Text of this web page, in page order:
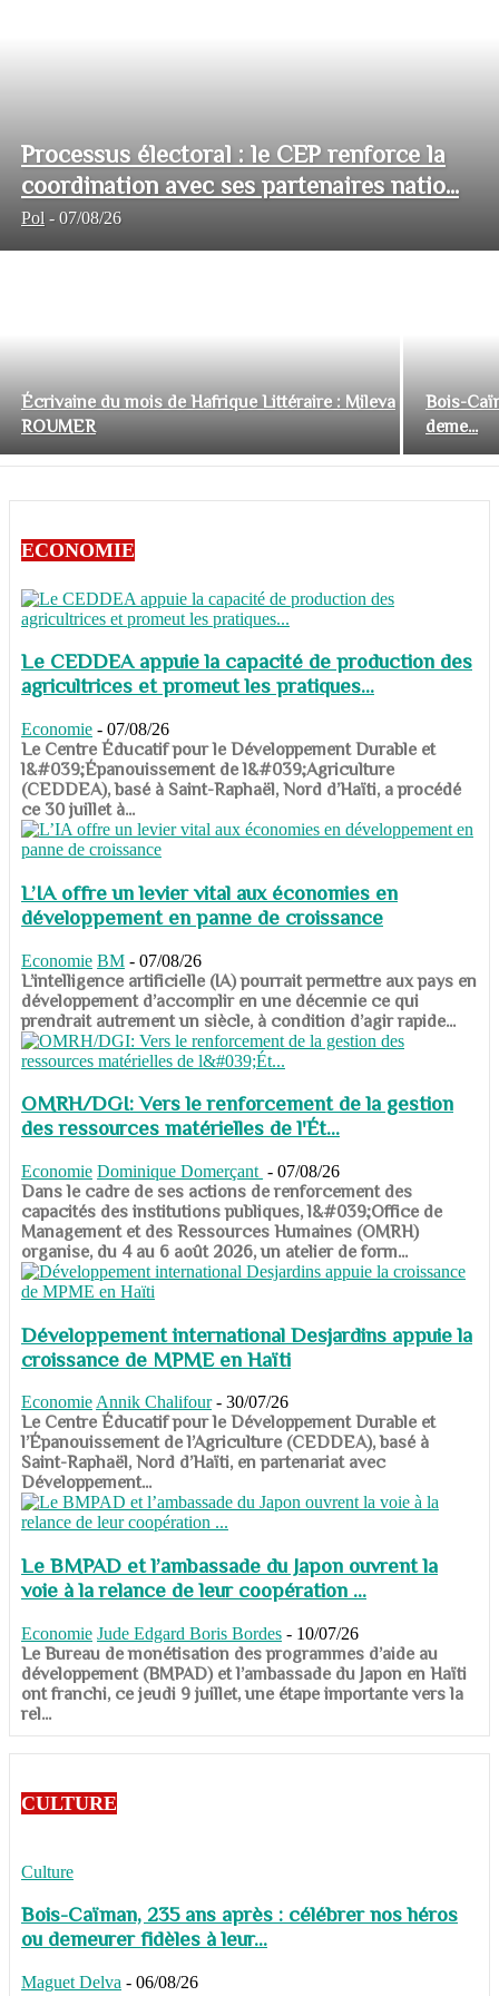
Processus électoral : le CEP renforce la
coordination avec ses partenaires natio...
Pol - 07/08/26
Écrivaine du mois de Hafrique Littéraire : Mileva
ROUMER
Bois-
deme...
ECONOMIE
Le CEDDEA appuie la capacité de production des
agricultrices et promeut les pratiques...
Economie - 07/08/26
​​​​​​​Le Centre Éducatif pour le Développement Durable et
l&#039;Épanouissement de l&#039;Agriculture
(CEDDEA), basé à Saint-Raphaël, Nord d’Haïti, a procédé
ce 30 juillet à...
L’IA offre un levier vital aux économies en
développement en panne de croissance
Economie BM - 07/08/26
​​​​​​​L’intelligence artificielle (IA) pourrait permettre aux pays en
développement d’accomplir en une décennie ce qui
prendrait autrement un siècle, à condition d’agir rapide...
OMRH/DGI: Vers le renforcement de la gestion
des ressources matérielles de l'Ét...
Economie Dominique Domerçant - 07/08/26
Dans le cadre de ses actions de renforcement des
capacités des institutions publiques, l&#039;Office de
Management et des Ressources Humaines (OMRH)
organise, du 4 au 6 août 2026, un atelier de form...
Développement international Desjardins appuie la
croissance de MPME en Haïti
Economie Annik Chalifour - 30/07/26
​​​​​​​Le Centre Éducatif pour le Développement Durable et
l’Épanouissement de l’Agriculture (CEDDEA), basé à
Saint-Raphaël, Nord d’Haïti, en partenariat avec
Développement...
Le BMPAD et l’ambassade du Japon ouvrent la
voie à la relance de leur coopération ...
Economie Jude Edgard Boris Bordes - 10/07/26
​​​​​​​Le Bureau de monétisation des programmes d’aide au
développement (BMPAD) et l’ambassade du Japon en Haïti
ont franchi, ce jeudi 9 juillet, une étape importante vers la
rel...
CULTURE
Culture
Bois-Caïman, 235 ans après : célébrer nos héros
ou demeurer fidèles à leur...
Maguet Delva - 06/08/26